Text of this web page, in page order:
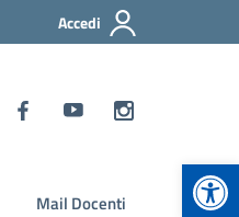
Accedi
Mail Docenti